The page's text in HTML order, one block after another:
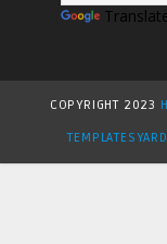
COPYRIGHT 2023
TEMPLATESYARD